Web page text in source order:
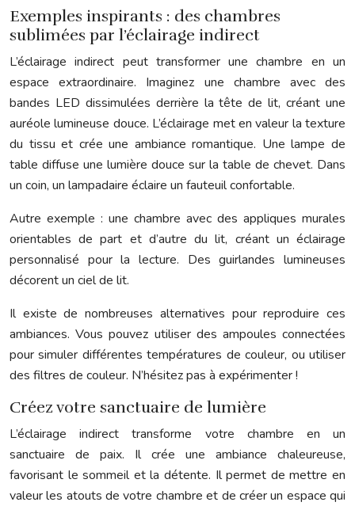
Exemples inspirants : des chambres
sublimées par l’éclairage indirect
L’éclairage indirect peut transformer une chambre en un
espace extraordinaire. Imaginez une chambre avec des
bandes LED dissimulées derrière la tête de lit, créant une
auréole lumineuse douce. L’éclairage met en valeur la texture
du tissu et crée une ambiance romantique. Une lampe de
table diffuse une lumière douce sur la table de chevet. Dans
un coin, un lampadaire éclaire un fauteuil confortable.
Autre exemple : une chambre avec des appliques murales
orientables de part et d’autre du lit, créant un éclairage
personnalisé pour la lecture. Des guirlandes lumineuses
décorent un ciel de lit.
Il existe de nombreuses alternatives pour reproduire ces
ambiances. Vous pouvez utiliser des ampoules connectées
pour simuler différentes températures de couleur, ou utiliser
des filtres de couleur. N’hésitez pas à expérimenter !
Créez votre sanctuaire de lumière
L’éclairage indirect transforme votre chambre en un
sanctuaire de paix. Il crée une ambiance chaleureuse,
favorisant le sommeil et la détente. Il permet de mettre en
valeur les atouts de votre chambre et de créer un espace qui